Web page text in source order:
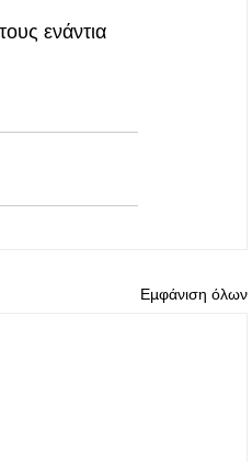
ενάντια
Εμφάνιση όλων